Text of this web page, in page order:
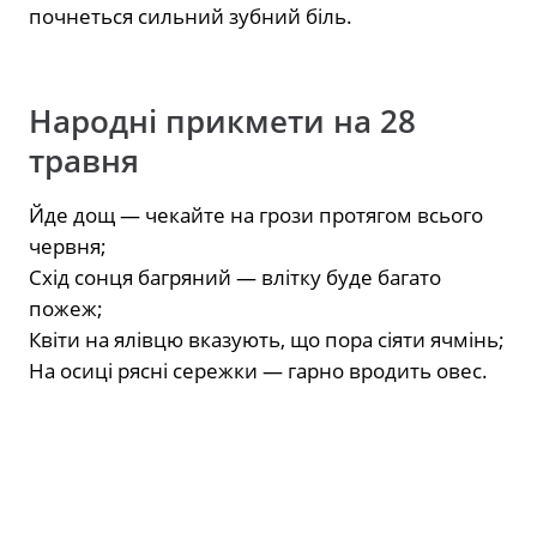
почнеться сильний зубний біль.
Народні прикмети на 28
травня
Йде дощ — чекайте на грози протягом всього
червня;
Схід сонця багряний — влітку буде багато
пожеж;
Квіти на ялівцю вказують, що пора сіяти ячмінь;
На осиці рясні сережки — гарно вродить овес.